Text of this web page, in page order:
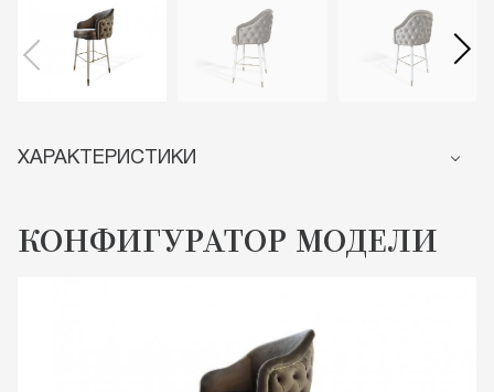
ХАРАКТЕРИСТИКИ
КОНФИГУРАТОР МОДЕЛИ